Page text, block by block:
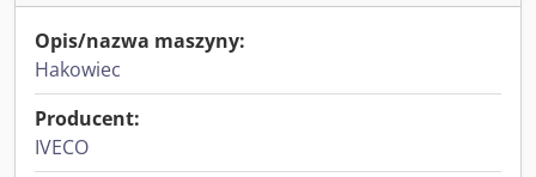
Opis/nazwa maszyny:
Hakowiec
Producent:
IVECO